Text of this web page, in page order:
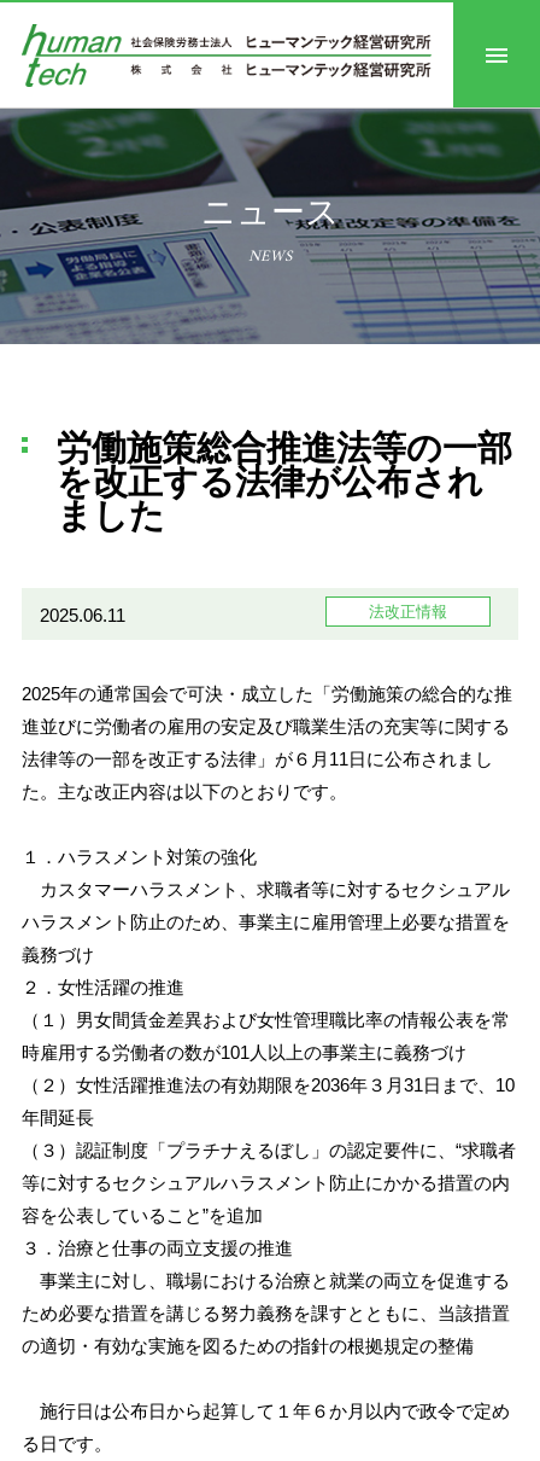
ニュース
NEWS
労働施策総合推進法等の一部
を改正する法律が公布され
ました
2025.06.11 法改正情報
2025年の通常国会で可決・成立した「労働施策の総合的な推
進並びに労働者の雇用の安定及び職業生活の充実等に関する
法律等の一部を改正する法律」が６月11日に公布されまし
た。主な改正内容は以下のとおりです。
１．ハラスメント対策の強化
カスタマーハラスメント、求職者等に対するセクシュアル
ハラスメント防止のため、事業主に雇用管理上必要な措置を
義務づけ
２．女性活躍の推進
（１）男女間賃金差異および女性管理職比率の情報公表を常
時雇用する労働者の数が101人以上の事業主に義務づけ
（２）女性活躍推進法の有効期限を2036年３月31日まで、10
年間延長
（３）認証制度「プラチナえるぼし」の認定要件に、“求職者
等に対するセクシュアルハラスメント防止にかかる措置の内
容を公表していること”を追加
３．治療と仕事の両立支援の推進
事業主に対し、職場における治療と就業の両立を促進する
ため必要な措置を講じる努力義務を課すとともに、当該措置
の適切・有効な実施を図るための指針の根拠規定の整備
施行日は公布日から起算して１年６か月以内で政令で定め
る日です。